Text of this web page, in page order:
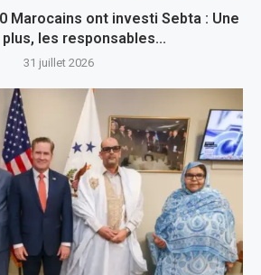
Marocains ont investi Sebta : Une
les responsables...
31 juillet 2026